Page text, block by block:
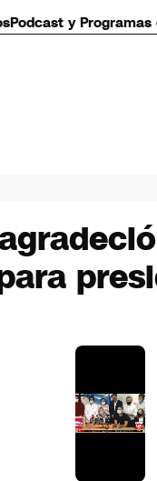
Podcast y